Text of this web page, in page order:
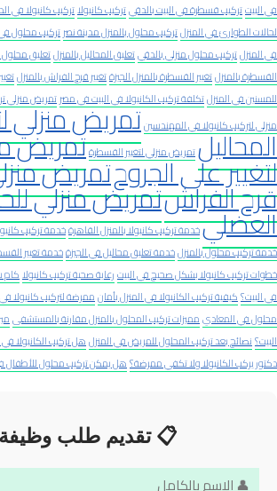
في البيتتركيب قسطرة في البيت بالدقيتركيب كانيولاتركيب كانيولا في
لحالات الطوارئ في المنزلتركيب محلول بالمنزل مدينة نصرتركيب محلول
في المنزلتركيب محلول منزلي بالدقيتعليق المحاليل بالمنزلتعليق محلول
القسطرة بالمنزلتغيير القسطرة بالمنزل الجيزةتغيير قرح الفراش بالمنزل
للمسنين في المنزلتكلفة تركيب الكانيولا في البيت في مصر تمريض منزلي
منزلي لتركيب كانيولا في المهندسينتمريض منزلي
المحاليلتمريض منزلي لتغيير القسطرةتمريض
لتغيير على الجروحتمريض
قرح الفراشتمريض منزلي
العضليخدمة تركيب كانيولا بالمنزل القاهرةخدمة تركيب
خدمة تركيب محلول بالمنزلخدمة تعليق محاليل في الجيزةخدمة تغيير
خطوات تركيب كانيولا بشكل صحيح في البيت رعاية صحية تركيب كانيولاكام
في البيت؟كيفية تركيب الكانيولا في المنزل بأمانممرضة لتركيب كانيولا
محلول في المعاديمميزات تركيب المحلول بالمنزل مقارنة بالمستشفى
البيت؟نصائح بعد تركيب المحلول للمريض في المنزلهل تركيب الكانيولا
دكتور يركب الكانيولا ولا تكفي ممرضة؟هل يمكن تركيب محلول للأطفال
📋 تقديم طلب وظيفة